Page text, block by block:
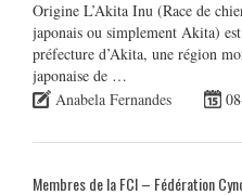
Origine L’Akita Inu (Race de
japonais ou simplement Akita)
préfecture d’Akita, une région
japonaise de …
Anabela Fernandes
Membres de la FCI – Fédération